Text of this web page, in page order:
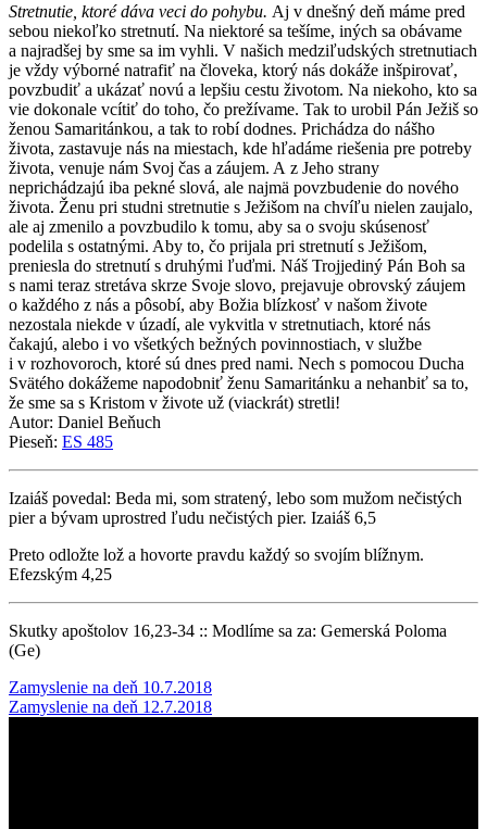
Stretnutie, ktoré dáva veci do pohybu. Aj v dnešný deň máme pred
sebou niekoľko stretnutí. Na niektoré sa tešíme, iných sa obávame
a najradšej by sme sa im vyhli. V našich medziľudských stretnutiach
je vždy výborné natrafiť na človeka, ktorý nás dokáže inšpirovať,
povzbudiť a ukázať novú a lepšiu cestu životom. Na niekoho, kto sa
vie dokonale vcítiť do toho, čo prežívame. Tak to urobil Pán Ježiš so
ženou Samaritánkou, a tak to robí dodnes. Prichádza do nášho
života, zastavuje nás na miestach, kde hľadáme riešenia pre potreby
života, venuje nám Svoj čas a záujem. A z Jeho strany
neprichádzajú iba pekné slová, ale najmä povzbudenie do nového
života. Ženu pri studni stretnutie s Ježišom na chvíľu nielen zaujalo,
ale aj zmenilo a povzbudilo k tomu, aby sa o svoju skúsenosť
podelila s ostatnými. Aby to, čo prijala pri stretnutí s Ježišom,
preniesla do stretnutí s druhými ľuďmi. Náš Trojjediný Pán Boh sa
s nami teraz stretáva skrze Svoje slovo, prejavuje obrovský záujem
o každého z nás a pôsobí, aby Božia blízkosť v našom živote
nezostala niekde v úzadí, ale vykvitla v stretnutiach, ktoré nás
čakajú, alebo i vo všetkých bežných povinnostiach, v službe
i v rozhovoroch, ktoré sú dnes pred nami. Nech s pomocou Ducha
Svätého dokážeme napodobniť ženu Samaritánku a nehanbiť sa to,
že sme sa s Kristom v živote už (viackrát) stretli!
Autor: Daniel Beňuch
Pieseň: ES 485
Izaiáš povedal: Beda mi, som stratený, lebo som mužom nečistých
pier a bývam uprostred ľudu nečistých pier. Izaiáš 6,5
Preto odložte lož a hovorte pravdu každý so svojím blížnym.
Efezským 4,25
Skutky apoštolov 16,23-34 :: Modlíme sa za: Gemerská Poloma
(Ge)
Post
navigation
Zamyslenie na deň 10.7.2018
Zamyslenie na deň 12.7.2018